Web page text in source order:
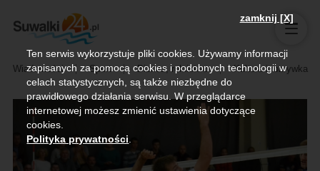
Wiadomości Sport Biznes, rolnictwo Kultura i rozrywka
zamknij [X]
Ten serwis wykorzystuje pliki cookies. Używamy informacji
zapisanych za pomocą cookies i podobnych technologii w
celach statystycznych, są także niezbędne do
prawidłowego działania serwisu. W przeglądarce
internetowej możesz zmienić ustawienia dotyczące
cookies.
Polityka prywatności